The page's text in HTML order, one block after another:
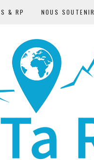
& RP NOUS SOUTENIR